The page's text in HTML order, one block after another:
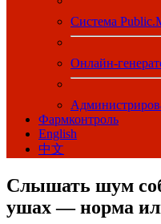
Система
Онлайн-
Фармконтроль
English
中文
Слышать шум
ушах — норма